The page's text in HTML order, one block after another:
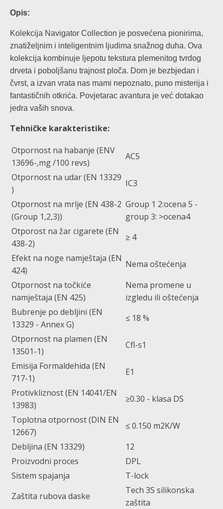
Opis:
Kolekcija Navigator Collection je posvećena pionirima,
znatiželjnim i inteligentnim ljudima snažnog duha. Ova
kolekcija kombinuje ljepotu tekstura plemenitog tvrdog
drveta i poboljšanu trajnost ploča. Dom je bezbjedan i
čvrst, a izvan vrata nas mami nepoznato, puno misterija i
fantastičnih otkrića. Povjetarac avantura je već dotakao
jedra vaših snova.
Tehničke karakteristike:
Otpornost na habanje (ENV
13696-‚mg /100 revs)
AC5
Otpornost na udar (EN 13329
)
IC3
Otpornost na mrlje (EN 438-2
(Group 1,2,3))
Group 1 2:ocena 5 -
group 3: >ocena4
Otporost na žar cigarete (EN
438-2)
≥ 4
Efekt na noge namještaja (EN
424)
Nema oštećenja
Otpornost na točkiće
namještaja (EN 425)
Nema promene u
izgledu ili oštećenja
Bubrenje po debljini (EN
13329 - Annex G)
≤ 18 %
Otpornost na plamen (EN
13501-1)
Cfl-s1
Emisija Formaldehida (EN
717-1)
E1
Protivkliznost (EN 14041/EN
13983)
≥0.30 - klasa DS
Toplotna otpornost (DIN EN
12667)
≤ 0.150 m2K/W
Debljina (EN 13329)
12
Proizvodni proces
DPL
Sistem spajanja
T-lock
Zaštita rubova daske
Tech 3S silikonska
zaštita